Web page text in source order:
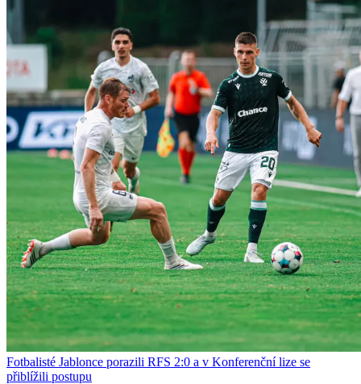
Fotbalisté Jablonce porazili RFS 2:0 a v Konferenční lize se
přiblížili postupu